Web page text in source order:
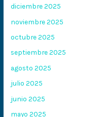
diciembre 2025
noviembre 2025
octubre 2025
septiembre 2025
agosto 2025
julio 2025
junio 2025
mayo 2025